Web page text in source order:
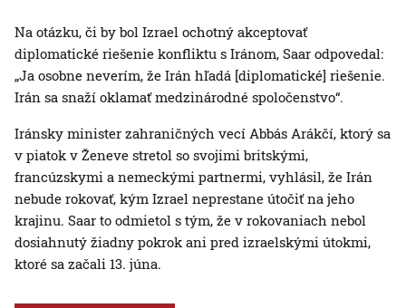
Na otázku, či by bol Izrael ochotný akceptovať
diplomatické riešenie konfliktu s Iránom, Saar odpovedal:
„Ja osobne neverím, že Irán hľadá [diplomatické] riešenie.
Irán sa snaží oklamať medzinárodné spoločenstvo“.
Iránsky minister zahraničných vecí Abbás Arákčí, ktorý sa
v piatok v Ženeve stretol so svojimi britskými,
francúzskymi a nemeckými partnermi, vyhlásil, že Irán
nebude rokovať, kým Izrael neprestane útočiť na jeho
krajinu. Saar to odmietol s tým, že v rokovaniach nebol
dosiahnutý žiadny pokrok ani pred izraelskými útokmi,
ktoré sa začali 13. júna.